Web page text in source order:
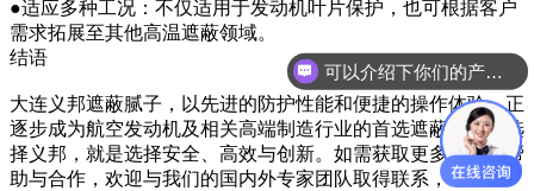
●适应多种工况：不仅适用于发动机叶片保护，也可根据客户
需求拓展至其他高温遮蔽领域。
结语
大连义邦遮蔽腻子，以先进的防护性能和便捷的操作体验，正
逐步成为航空发动机及相关高端制造行业的首选遮蔽产品。选
择义邦，就是选择安全、高效与创新。如需获取更多的技术帮
助与合作，欢迎与我们的国内外专家团队取得联系，电话
可以介绍下你们的产品么？